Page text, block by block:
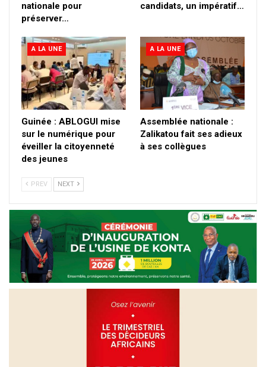
nationale pour
préserver…
candidats, un impératif…
A LA UNE
Guinée : ABLOGUI mise
sur le numérique pour
éveiller la citoyenneté
des jeunes
A LA UNE
Assemblée nationale :
Zalikatou fait ses adieux
à ses collègues
PREV NEXT